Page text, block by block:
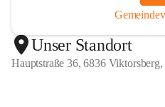
Unser Standort
Hauptstraße 36, 6836